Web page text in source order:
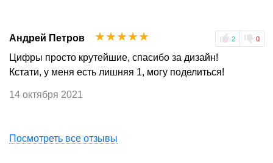
Андрей Петров 2 0
☆
☆
☆
☆
☆
Цифры просто крутейшие, спасибо за дизайн!
Кстати, у меня есть лишняя 1, могу поделиться!
14 октября 2021
Посмотреть все отзывы